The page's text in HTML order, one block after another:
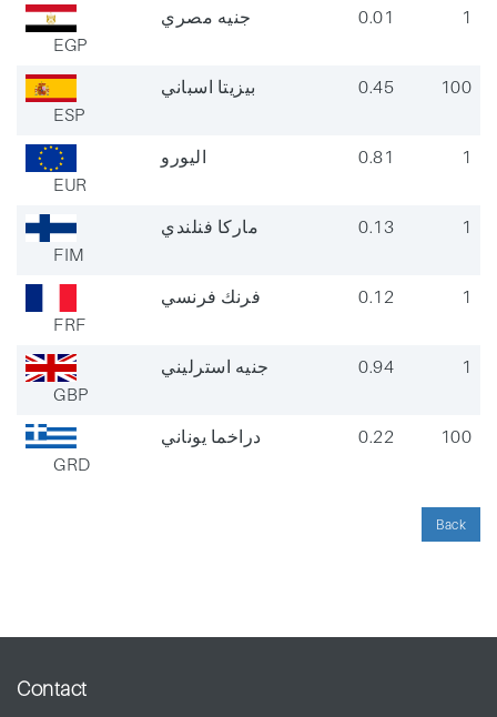
EGP
جنيه مصري 0.01 1
ESP
بيزيتا اسباني 0.45 100
EUR
اليورو 0.81 1
FIM
ماركا فنلندي 0.13 1
FRF
فرنك فرنسي 0.12 1
GBP
جنيه استرليني 0.94 1
GRD
دراخما يوناني 0.22 100
Back
Contact